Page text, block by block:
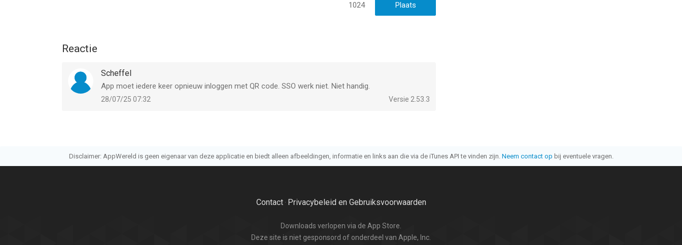
1024
Reactie
Scheffel
App moet iedere keer opnieuw inloggen met QR code. SSO werk niet. Niet handig.
Versie 2.53.3
28/07/25 07:32
Disclaimer: AppWereld is geen eigenaar van deze applicatie en biedt alleen afbeeldingen, informatie en links aan die via de iTunes API te vinden zijn. Neem contact op bij eventuele vragen.
Contact· Privacybeleid en Gebruiksvoorwaarden
Downloads verlopen via de App Store.
Deze site is niet gesponsord of onderdeel van Apple, Inc.